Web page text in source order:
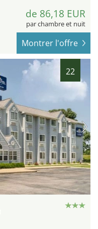
de 86,18 EUR
par chambre et nuit
Montrer l'offre
22